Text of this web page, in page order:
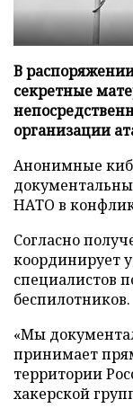
В
секретные
организации
Анонимные
НАТО в
Согласно
координирует
специалистов
беспилотников.
«Мы
принимает
территории
хакерской